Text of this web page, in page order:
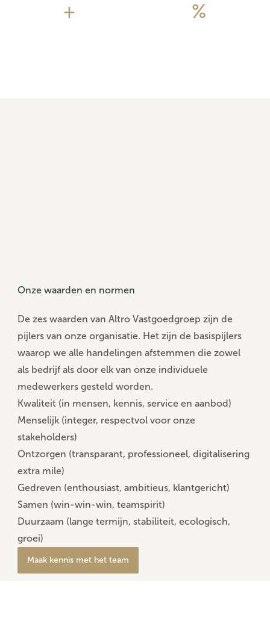
+ %
Onze waarden en normen
De zes waarden van Altro Vastgoedgroep zijn de
pijlers van onze organisatie. Het zijn de basispijlers
waarop we alle handelingen afstemmen die zowel
als bedrijf als door elk van onze individuele
medewerkers gesteld worden.
Kwaliteit (in mensen, kennis, service en aanbod)
Menselijk (integer, respectvol voor onze
stakeholders)
Ontzorgen (transparant, professioneel, digitalisering
extra mile)
Gedreven (enthousiast, ambitieus, klantgericht)
Samen (win-win-win, teamspirit)
Duurzaam (lange termijn, stabiliteit, ecologisch,
groei)
Maak kennis met het team